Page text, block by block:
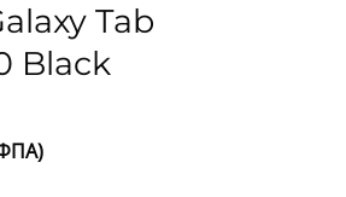
Tab
Black